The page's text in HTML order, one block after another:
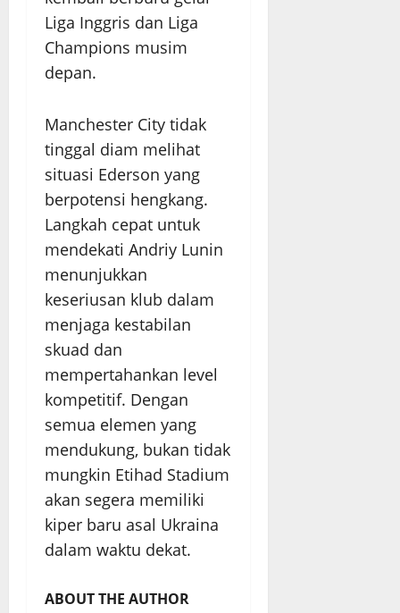
Liga Inggris dan Liga
Champions musim
depan.
Manchester City tidak
tinggal diam melihat
situasi Ederson yang
berpotensi hengkang.
Langkah cepat untuk
mendekati Andriy Lunin
menunjukkan
keseriusan klub dalam
menjaga kestabilan
skuad dan
mempertahankan level
kompetitif. Dengan
semua elemen yang
mendukung, bukan tidak
mungkin Etihad Stadium
akan segera memiliki
kiper baru asal Ukraina
dalam waktu dekat.
ABOUT THE AUTHOR